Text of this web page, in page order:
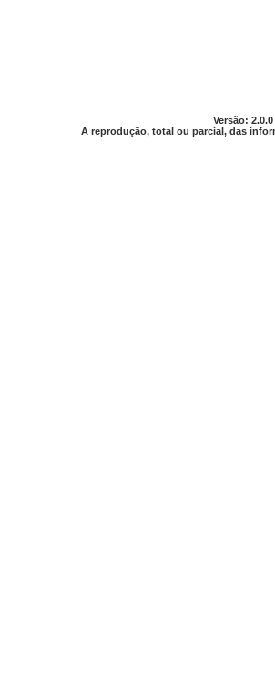
Versão:
A reprodução, total ou parcial, das